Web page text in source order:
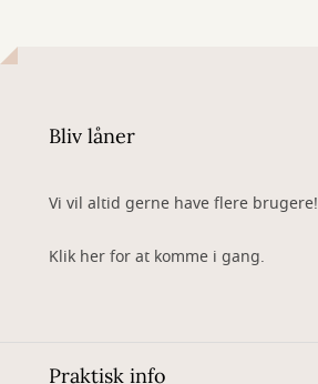
Bliv låner
Vi vil altid gerne have flere brugere!
Klik her for at komme i gang.
Praktisk info